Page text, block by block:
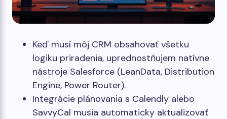
Keď musí môj CRM obsahovať všetku
logiku priradenia, uprednostňujem natívne
nástroje Salesforce (LeanData, Distribution
Engine, Power Router).
Integrácie plánovania s Calendly alebo
SavvyCal musia automaticky aktualizovať